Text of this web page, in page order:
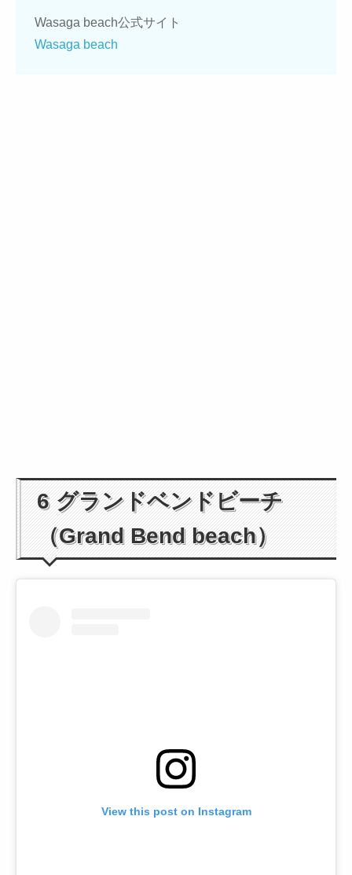
Wasaga beach公式サイト
Wasaga beach
6 グランドベンドビーチ
（Grand Bend beach）
View this post on Instagram